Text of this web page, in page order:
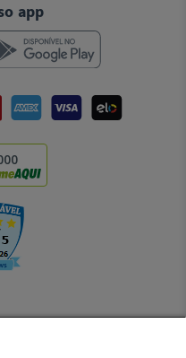
app